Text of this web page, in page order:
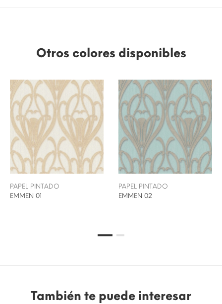
Otros colores disponibles
PAPEL PINTADO
EMMEN 01
PAPEL PINTADO
EMMEN 02
También te puede interesar